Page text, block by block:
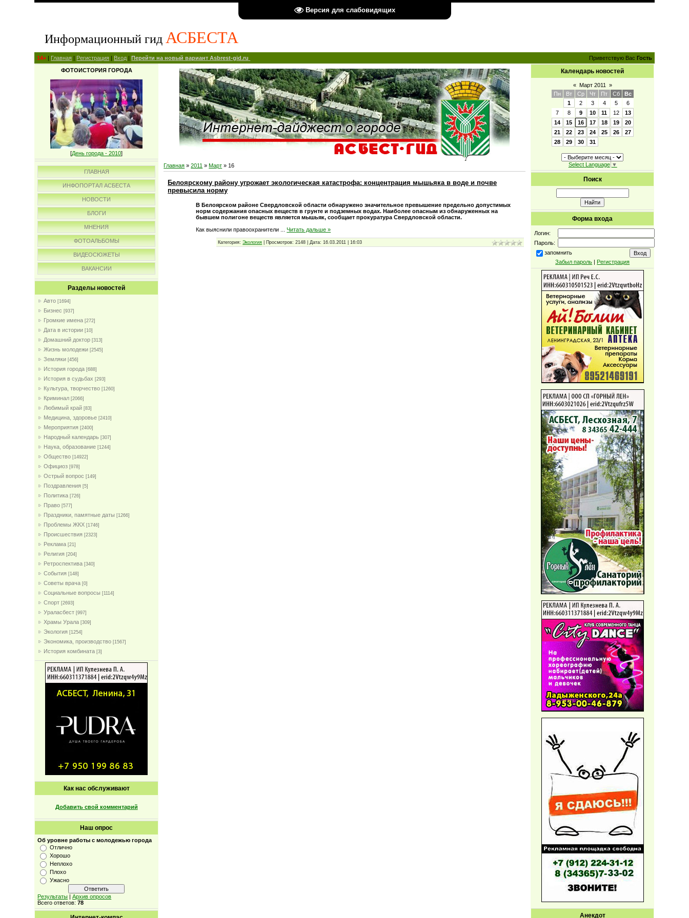
Версия для слабовидящих
Информационный гид АСБЕСТА
14+ | Главная | Регистрация | Вход |Перейти на новый вариант Asbrest-gid.ru Приветствую Вас Гость
ФОТОИСТОРИЯ ГОРОДА
[День города - 2010]
ГЛАВНАЯ
ИНФОПОРТАЛ АСБЕСТА
НОВОСТИ
БЛОГИ
МНЕНИЯ
ФОТОАЛЬБОМЫ
ВИДЕОСЮЖЕТЫ
ВАКАНСИИ
Разделы новостей
Авто [1694]
Бизнес [937]
Громкие имена [272]
Дата в истории [10]
Домашний доктор [313]
Жизнь молодежи [2545]
Земляки [456]
История города [688]
История в судьбах [293]
Культура, творчество [1260]
Криминал [2066]
Любимый край [83]
Медицина, здоровье [2410]
Мероприятия [2400]
Народный календарь [307]
Наука, образование [1244]
Общество [14922]
Официоз [978]
Острый вопрос [149]
Поздравления [5]
Политика [726]
Право [577]
Праздники, памятные даты [1266]
Проблемы ЖКХ [1746]
Проиcшествия [2323]
Реклама [21]
Религия [204]
Ретроспектива [340]
События [148]
Советы врача [0]
Социальные вопросы [1114]
Спорт [2693]
Ураласбест [997]
Храмы Урала [309]
Экология [1254]
Экономика, производство [1567]
История комбината [3]
Как нас обслуживают
Добавить свой комментарий
Наш опрос
Об уровне работы с молодежью города
Отлично
Хорошо
Неплохо
Плохо
Ужасно
Результаты |Архив опросов
Всего ответов:78
Главная »2011 » Март » 16
Белоярскому району угрожает экологическая катастрофа: концентрация мышьяка в воде и почве
превысила норму
В Белоярском районе Свердловской области обнаружено значительное превышение предельно допустимых
норм содержания опасных веществ в грунте и подземных водах. Наиболее опасным из обнаруженных на
бывшем полигоне веществ является мышьяк, сообщает прокуратура Свердловской области.
Как выяснили правоохранители
...Читать дальше »
Категория: Экология Просмотров: 2148 Дата: 16.03.2011 |16:03
Календарь новостей
« Март 2011
»
Пн
Вт Ср Чт Пт Сб
Вс
1
2 3 4 5
6
7
8 9 10 11 12
13
14
15 16 17 18 19
20
21
22 23 24 25 26
27
28
29 30 31
Select Language ▼
Поиск
Форма входа
Логин:
Пароль:
запомнить
Забыл пароль | Регистрация
Анекдот